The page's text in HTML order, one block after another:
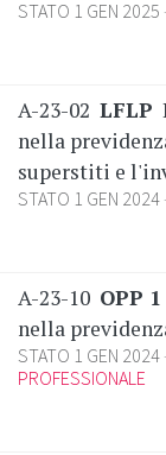
STATO 1 GEN 2025
A-23-02 LFLP
nella
superstiti e
STATO 1 GEN 2024
A-23-10 OPP 1
nella
STATO 1 GEN 2024
PROFESSIONALE